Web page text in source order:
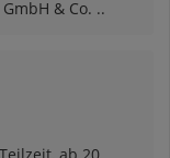
& Co. ..